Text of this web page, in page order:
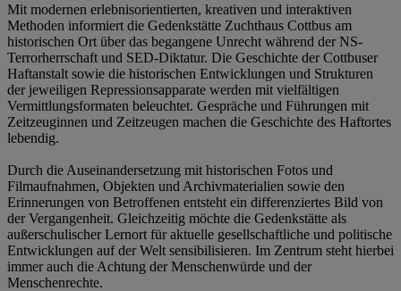
Mit modernen erlebnisorientierten, kreativen und interaktiven
Methoden informiert die Gedenkstätte Zuchthaus Cottbus am
historischen Ort über das begangene Unrecht während der NS-
Terrorherrschaft und SED-Diktatur. Die Geschichte der Cottbuser
Haftanstalt sowie die historischen Entwicklungen und Strukturen
der jeweiligen Repressionsapparate werden mit vielfältigen
Vermittlungsformaten beleuchtet. Gespräche und Führungen mit
Zeitzeuginnen und Zeitzeugen machen die Geschichte des Haftortes
lebendig.
Durch die Auseinandersetzung mit historischen Fotos und
Filmaufnahmen, Objekten und Archivmaterialien sowie den
Erinnerungen von Betroffenen entsteht ein differenziertes Bild von
der Vergangenheit. Gleichzeitig möchte die Gedenkstätte als
außerschulischer Lernort für aktuelle gesellschaftliche und politische
Entwicklungen auf der Welt sensibilisieren. Im Zentrum steht hierbei
immer auch die Achtung der Menschenwürde und der
Menschenrechte.